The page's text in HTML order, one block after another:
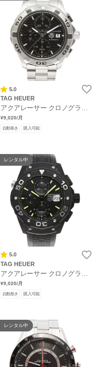
5.0
TAG HEUER
アクアレーサー クロノグラフ
キャリバー16
¥9,020/月
自動巻き 購入可能
レンタル中
5.0
TAG HEUER
アクアレーサー クロノグラフ
キャリバー16
¥9,020/月
自動巻き 購入可能
レンタル中